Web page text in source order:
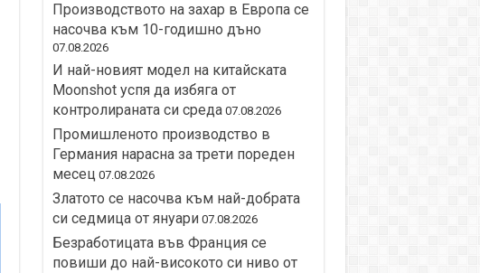
Производството на захар в Европа се
насочва към 10-годишно дъно
07.08.2026
И най-новият модел на китайската
Moonshot успя да избяга от
контролираната си среда 07.08.2026
Промишленото производство в
Германия нарасна за трети пореден
месец 07.08.2026
Златото се насочва към най-добрата
си седмица от януари 07.08.2026
Безработицата във Франция се
повиши до най-високото си ниво от